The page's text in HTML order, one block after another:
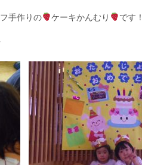
手作りの ケーキかんむり です！